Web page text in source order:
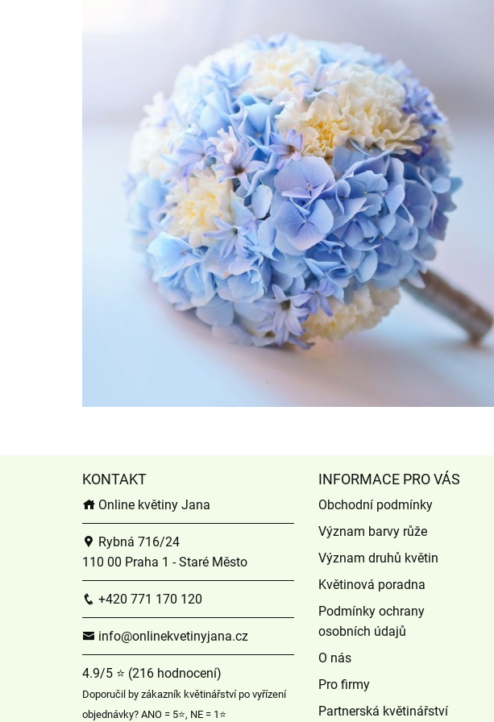
KONTAKT
Online květiny Jana
Rybná 716/24
110 00 Praha 1 - Staré Město
+420 771 170 120
info@onlinekvetinyjana.cz
4.9/5 ⭐ (216 hodnocení)
Doporučil by zákazník květinářství po vyřízení
objednávky? ANO = 5⭐, NE = 1⭐
INFORMACE PRO VÁS
Obchodní podmínky
Význam barvy růže
Význam druhů květin
Květinová poradna
Podmínky ochrany
osobních údajů
O nás
Pro firmy
Partnerská květinářství